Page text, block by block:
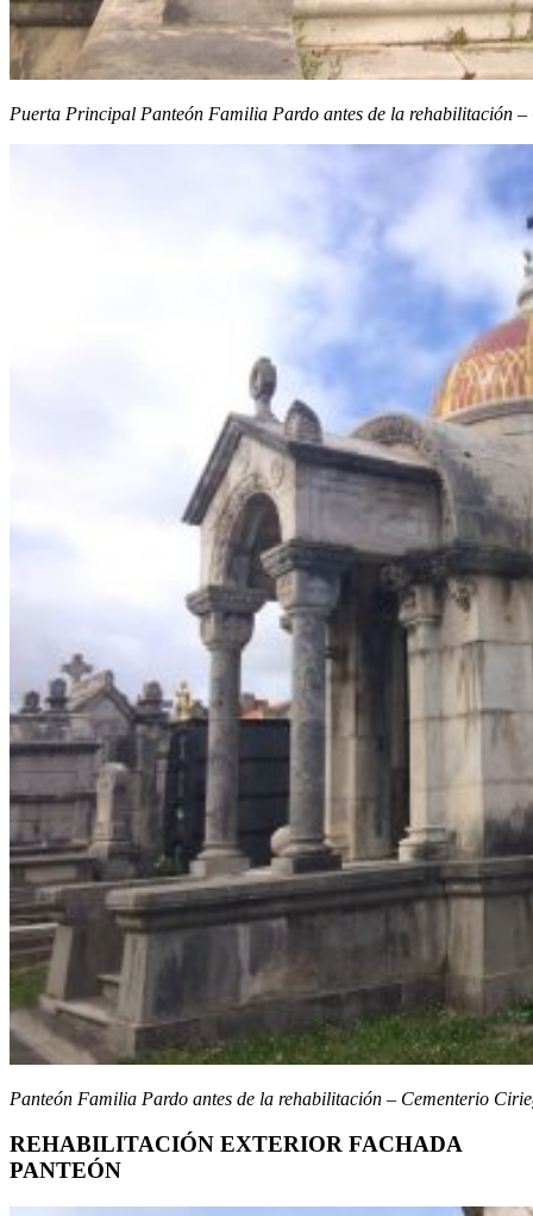
Puerta Principal Panteón Familia Pardo antes de la rehabilitación
Panteón Familia Pardo antes de la rehabilitación – Cementerio
REHABILITACIÓN EXTERIOR FACHADA
PANTEÓN